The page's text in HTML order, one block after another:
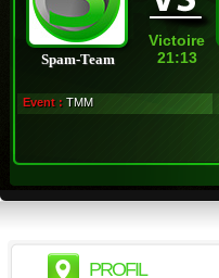
Spam-Team
Victoire
21:13
Event : TMM
PROFIL